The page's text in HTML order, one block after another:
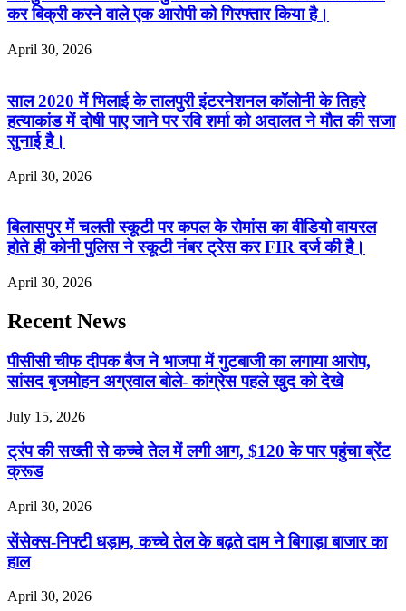
कर बिक्री करने वाले एक आरोपी को गिरफ्तार किया है।
April 30, 2026
साल 2020 में भिलाई के तालपुरी इंटरनेशनल कॉलोनी के तिहरे
हत्याकांड में दोषी पाए जाने पर रवि शर्मा को अदालत ने मौत की सजा
सुनाई है।
April 30, 2026
बिलासपुर में चलती स्कूटी पर कपल के रोमांस का वीडियो वायरल
होते ही कोनी पुलिस ने स्कूटी नंबर ट्रेस कर FIR दर्ज की है।
April 30, 2026
Recent News
पीसीसी चीफ दीपक बैज ने भाजपा में गुटबाजी का लगाया आरोप,
सांसद बृजमोहन अग्रवाल बोले- कांग्रेस पहले खुद को देखे
July 15, 2026
ट्रंप की सख्ती से कच्चे तेल में लगी आग, $120 के पार पहुंचा ब्रेंट
क्रूड
April 30, 2026
सेंसेक्स-निफ्टी धड़ाम, कच्चे तेल के बढ़ते दाम ने बिगाड़ा बाजार का
हाल
April 30, 2026